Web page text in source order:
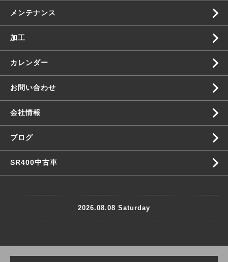
メンテナンス
加工
カレンダー
お問い合わせ
会社情報
ブログ
SR400中古車
2026.08.08 Saturday